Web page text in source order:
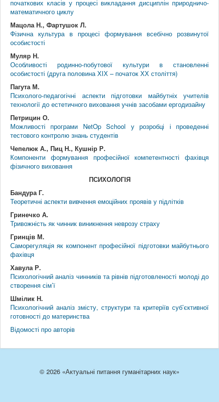
початкових класів у процесі викладання дисциплін природничо-
математичного циклу
Мацола Н., Фартушок Л.
Фізична культура в процесі формування всебічно розвинутої
особистості
Муляр Н.
Особливості родинно-побутової культури в становленні
особистості (друга половина ХІХ – початок ХХ століття)
Пагута М.
Психолого-педагогічні аспекти підготовки майбутніх учителів
технології до естетичного виховання учнів засобами ергодизайну
Петрицин О.
Можливості програми NetOp School у розробці і проведенні
тестового контролю знань студентів
Чепелюк А., Пиц Н., Кушнір Р.
Компоненти формування професійної компетентності фахівця
фізичного виховання
ПСИХОЛОГІЯ
Бандура Г.
Теоретичні аспекти вивчення емоційних проявів у підлітків
Гринечко А.
Тривожність як чинник виникнення неврозу страху
Гринців М.
Саморегуляція як компонент професійної підготовки майбутнього
фахівця
Хавула Р.
Психологічний аналіз чинників та рівнів підготовленості молоді до
створення сім’ї
Шмілик Н.
Психологічний аналіз змісту, структури та критеріїв суб’єктивної
готовності до материнства
Відомості про авторів
© 2026 «Актуальні питання гуманітарних наук»